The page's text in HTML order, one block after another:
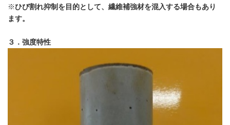
※ひび割れ抑制を目的として、繊維補強材を混入する場合もあり
ます。
３．強度特性